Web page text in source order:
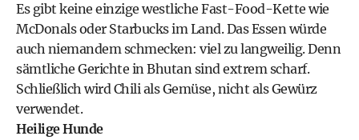
Es gibt keine einzige westliche Fast-Food-Kette wie
McDonals oder Starbucks im Land. Das Essen würde
auch niemandem schmecken: viel zu langweilig. Denn
sämtliche Gerichte in Bhutan sind extrem scharf.
Schließlich wird Chili als Gemüse, nicht als Gewürz
verwendet.
Heilige Hunde